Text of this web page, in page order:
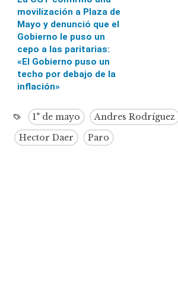
movilización a Plaza de
Mayo y denunció que el
Gobierno le puso un
cepo a las paritarias:
«El Gobierno puso un
techo por debajo de la
inflación»
1° de mayo Andres Rodríguez
Hector Daer
Paro